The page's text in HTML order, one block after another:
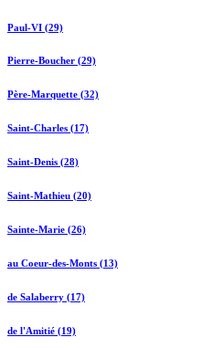
Paul-VI (29)
Pierre-Boucher (29)
Père-Marquette (32)
Saint-Charles (17)
Saint-Denis (28)
Saint-Mathieu (20)
Sainte-Marie (26)
au Coeur-des-Monts (13)
de Salaberry (17)
de l'Amitié (19)